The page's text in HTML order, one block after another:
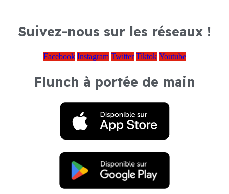
Suivez-nous sur les réseaux !
Facebook Instagram Twitter Tiktok Youtube
Flunch à portée de main